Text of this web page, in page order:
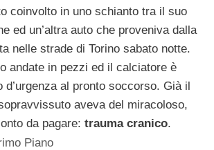
coinvolto in uno schianto tra il suo
ed un’altra auto che proveniva dalla
nelle strade di Torino sabato notte.
andate in pezzi ed il calciatore è
d’urgenza al pronto soccorso. Già il
aveva del miracoloso,
da pagare: trauma cranico.
Piano